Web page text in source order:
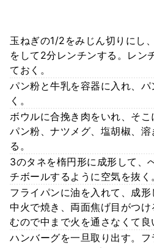
玉ねぎの1/2をみじん切りにし
をして2分レンチンする。レン
ておく。
パン粉と牛乳を容器に入れ、
く。
ボウルに合挽き肉をいれ、そ
パン粉、ナツメグ、塩胡椒、
る。
3のタネを楕円形に成形して、
チボールするように空気を抜く
フライパンに油を入れて、成
中火で焼き、両面焦げ目がつ
むので中まで火を通さなくて良
ハンバーグを一旦取り出す。